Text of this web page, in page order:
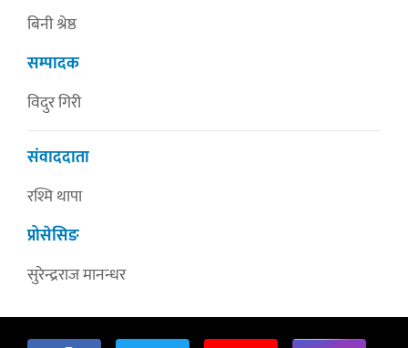
बिनी श्रेष्ठ
सम्पादक
विदुर गिरी
संवाददाता
रश्मि थापा
प्रोसेसिङ
सुरेन्द्रराज मानन्धर